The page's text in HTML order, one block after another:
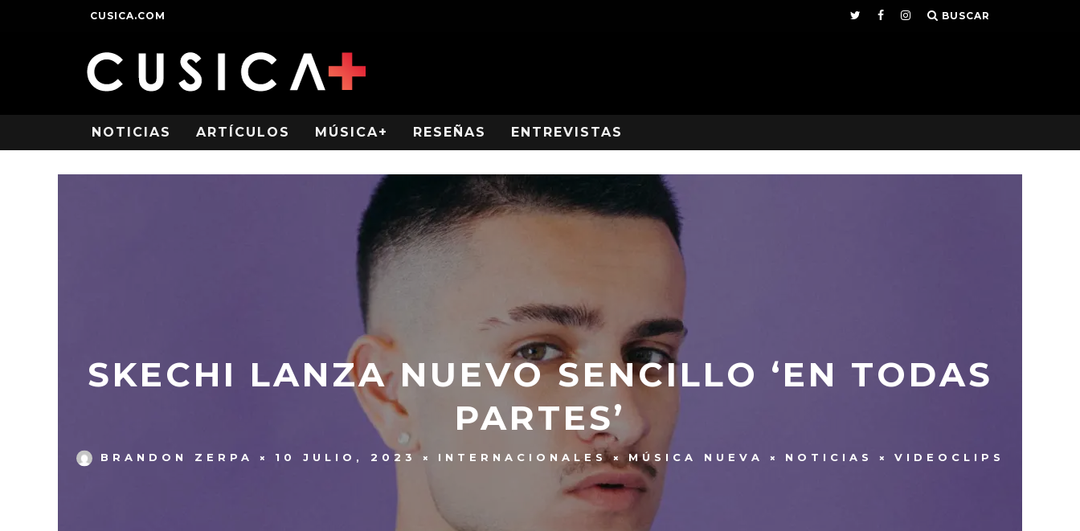
CUSICA.COM BUSCAR
NOTICIAS ARTÍCULOS MÚSICA+ RESEÑAS ENTREVISTAS
SKECHI LANZA NUEVO SENCILLO ‘EN TODAS
PARTES’
BRANDON ZERPA 10 JULIO, 2023 INTERNACIONALES MÚSICA NUEVA NOTICIAS VIDEOCLIPS